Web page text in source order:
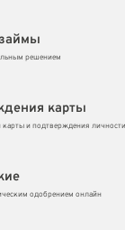
решением
карты
карты и подтверждения личности
одобрением онлайн